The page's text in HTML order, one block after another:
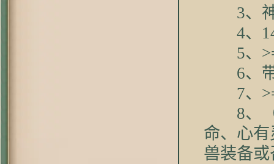
3、神
4、14
5、
6、带
7、
8、（
命、心
兽装备